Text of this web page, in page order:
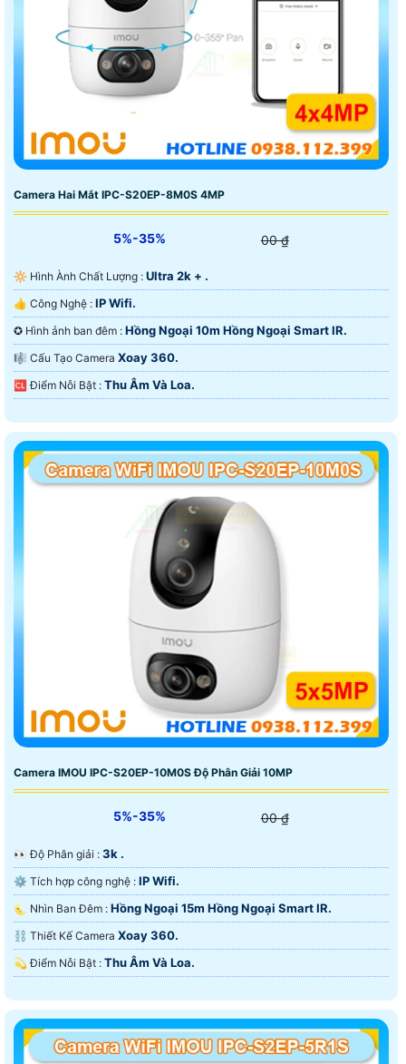
Camera Hai Mắt IPC-S20EP-8M0S 4MP
5%-35% 00 ₫
🔆 Hình Ành Chất Lượng : Ultra 2k + .
👍 Công Nghệ : IP Wifi.
✪ Hình ảnh ban đêm : Hồng Ngoại 10m Hồng Ngoại Smart IR.
🎼️ Cấu Tạo Camera Xoay 360.
️🆑 Điểm Nỗi Bật : Thu Âm Và Loa.
Camera IMOU IPC-S20EP-10M0S Độ Phân Giải 10MP
5%-35% 00 ₫
️👀 Độ Phân giải : 3k .
⚙ Tích hợp công nghệ : IP Wifi.
🌜 Nhìn Ban Đêm : Hồng Ngoại 15m Hồng Ngoại Smart IR.
⛓ Thiết Kế Camera Xoay 360.
️💫 Điểm Nỗi Bật : Thu Âm Và Loa.